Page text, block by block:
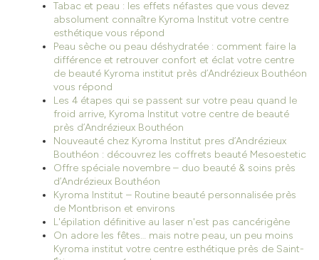
Tabac et peau : les effets néfastes que vous devez
absolument connaître Kyroma Institut votre centre
esthétique vous répond
Peau sèche ou peau déshydratée : comment faire la
différence et retrouver confort et éclat votre centre
de beauté Kyroma institut près d’Andrézieux Bouthéon
vous répond
Les 4 étapes qui se passent sur votre peau quand le
froid arrive, Kyroma Institut votre centre de beauté
près d’Andrézieux Bouthéon
Nouveauté chez Kyroma Institut pres d’Andrézieux
Bouthéon : découvrez les coffrets beauté Mesoestetic
Offre spéciale novembre – duo beauté & soins près
d’Andrézieux Bouthéon
Kyroma Institut – Routine beauté personnalisée près
de Montbrison et environs
L'épilation définitive au laser n'est pas cancérigène
On adore les fêtes… mais notre peau, un peu moins
Kyroma institut votre centre esthétique près de Saint-